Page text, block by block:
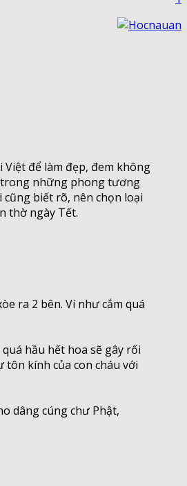
để làm đẹp, đem không
trong những phong tương
biết rõ, nên chọn loại
thờ ngày Tết.
ra 2 bên. Ví như cắm quá
hầu hết hoa sẽ gây rối
tôn kính của con cháu với
dâng cúng chư Phật,